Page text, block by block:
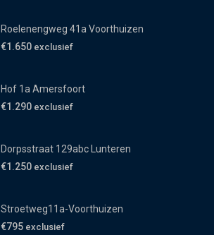
Roelenengweg 41a Voorthuizen
€1.650 exclusief
Hof 1a Amersfoort
€1.290 exclusief
Dorpsstraat 129abc Lunteren
€1.250 exclusief
Stroetweg11a-Voorthuizen
€795 exclusief